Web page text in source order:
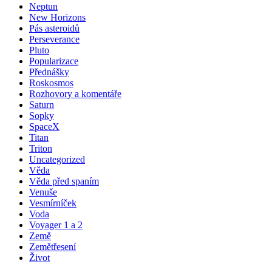
Neptun
New Horizons
Pás asteroidů
Perseverance
Pluto
Popularizace
Přednášky
Roskosmos
Rozhovory a komentáře
Saturn
Sopky
SpaceX
Titan
Triton
Uncategorized
Věda
Věda před spaním
Venuše
Vesmírníček
Voda
Voyager 1 a 2
Země
Zemětřesení
Život